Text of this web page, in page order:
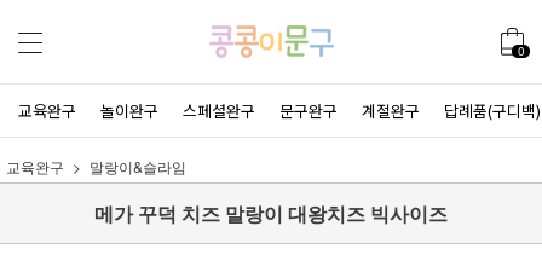
0
교육완구 놀이완구 스페셜완구 문구완구 계절완구 답례품(구디백)
교육완구 말랑이&슬라임
메가 꾸덕 치즈 말랑이 대왕치즈 빅사이즈